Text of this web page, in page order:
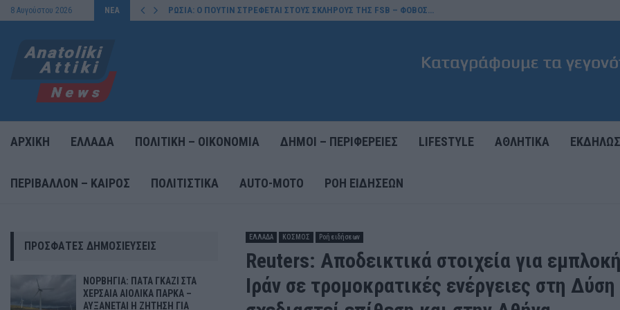
8 Αυγούστου 2026 ΝΕΑ ΡΩΣΙΑ: Ο ΠΟΥΤΙΝ ΣΤΡΕΦΕΤΑΙ ΣΤΟΥΣ ΣΚΛΗΡΟΥΣ ΤΗΣ FSB – ΦΟΒΟΣ…
ΑΡΧΙΚΗ ΕΛΛΑΔΑ ΠΟΛΙΤΙΚΗ – ΟΙΚΟΝΟΜΙΑ ΔΗΜΟΙ – ΠΕΡΙΦΕΡΕΙΕΣ LIFESTYLE ΑΘΛΗΤΙΚΑ
ΠΕΡΙΒΑΛΛΟΝ – ΚΑΙΡΟΣ ΠΟΛΙΤΙΣΤΙΚΑ AUTO-MOTO ΡΟΉ ΕΙΔΉΣΕΩΝ
ΕΛΛΑΔΑ ΚΟΣΜΟΣ Ροή ειδήσεων
Reuters: Αποδεικτικά στοιχεία για
Ιράν σε τρομοκρατικές ενέργειες στη Δύση
ΠΡΌΣΦΑΤΕΣ ΔΗΜΟΣΙΕΎΣΕΙΣ
ΝΟΡΒΗΓΙΑ: ΠΑΤΑ ΓΚΑΖΙ ΣΤΑ
ΧΕΡΣΑΙΑ ΑΙΟΛΙΚΑ ΠΑΡΚΑ –
ΑΥΞΑΝΕΤΑΙ Η ΖΗΤΗΣΗ ΓΙΑ